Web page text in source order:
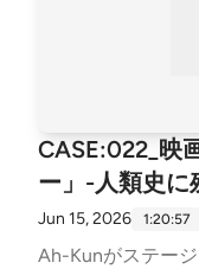
CASE:022_映
ー」-人類史に
Jun 15, 2026 1:20:57
Ah-Kunがステー